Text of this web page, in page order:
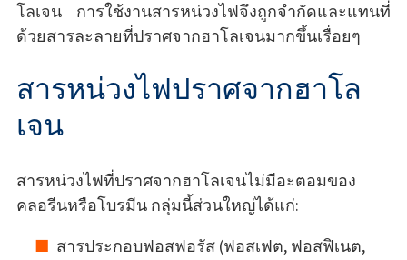
โลเจน การใช้งานสารหน่วงไฟจึงถูกจำกัดและแทนที่
ด้วยสารละลายที่ปราศจากฮาโลเจนมากขึ้นเรื่อยๆ
สารหน่วงไฟปราศจากฮาโล
เจน
สารหน่วงไฟที่ปราศจากฮาโลเจนไม่มีอะตอมของ
คลอรีนหรือโบรมีน กลุ่มนี้ส่วนใหญ่ได้แก่:
สารประกอบฟอสฟอรัส (ฟอสเฟต, ฟอสฟิเนต,